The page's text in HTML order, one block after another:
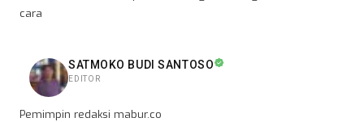
cara
SATMOKO BUDI SANTOSO
EDITOR
Pemimpin redaksi mabur.co